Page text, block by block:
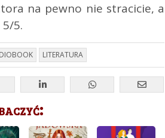
na pewno nie stracicie, a
5.
LITERATURA